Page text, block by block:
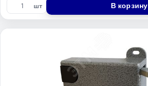
шт В корзину